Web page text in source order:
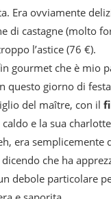
Era ovviamente
di castagne (molto
l’astice (76 €).
gourmet che è mio
questo giorno di
del maître, con il
caldo e la sua
era semplicemente
che ha
debole particolare